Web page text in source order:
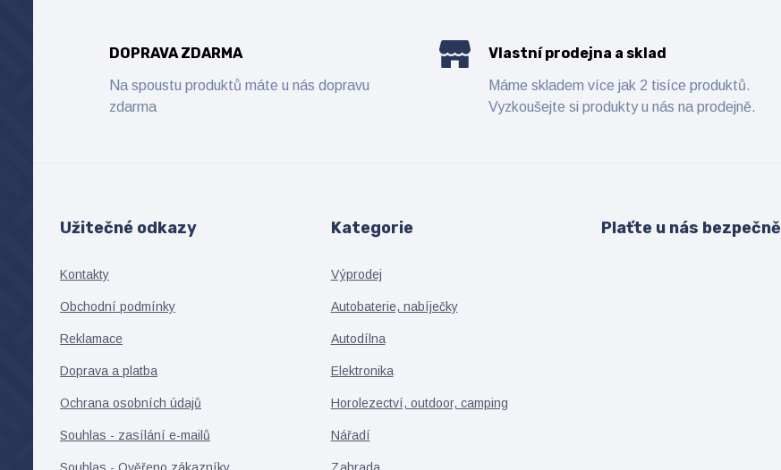
DOPRAVA ZDARMA
Na spoustu produktů máte u nás dopravu
zdarma
Vlastní prodejna a sklad
Máme skladem více jak 2 tisíce produktů.
Vyzkoušejte si produkty u nás na prodejně.
Užitečné odkazy
Kontakty
Obchodní podmínky
Reklamace
Doprava a platba
Ochrana osobních údajů
Souhlas - zasílání e-mailů
Kategorie
Výprodej
Autobaterie, nabíječky
Autodílna
Elektronika
Horolezectví, outdoor, camping
Nářadí
Plaťte u nás bezpečně